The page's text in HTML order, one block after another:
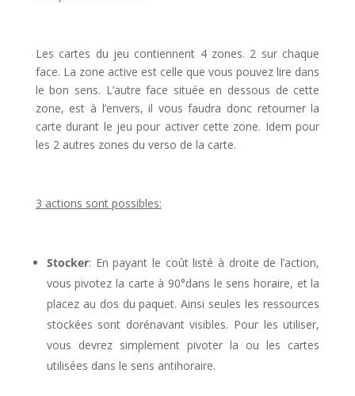
Les cartes du jeu contiennent 4 zones. 2 sur chaque
face. La zone active est celle que vous pouvez lire dans
le bon sens. L’autre face située en dessous de cette
zone, est à l’envers, il vous faudra donc retourner la
carte durant le jeu pour activer cette zone. Idem pour
les 2 autres zones du verso de la carte.
3 actions sont possibles:
Stocker: En payant le coût listé à droite de l’action,
vous pivotez la carte à 90°dans le sens horaire, et la
placez au dos du paquet. Ainsi seules les ressources
stockées sont dorénavant visibles. Pour les utiliser,
vous devrez simplement pivoter la ou les cartes
utilisées dans le sens antihoraire.